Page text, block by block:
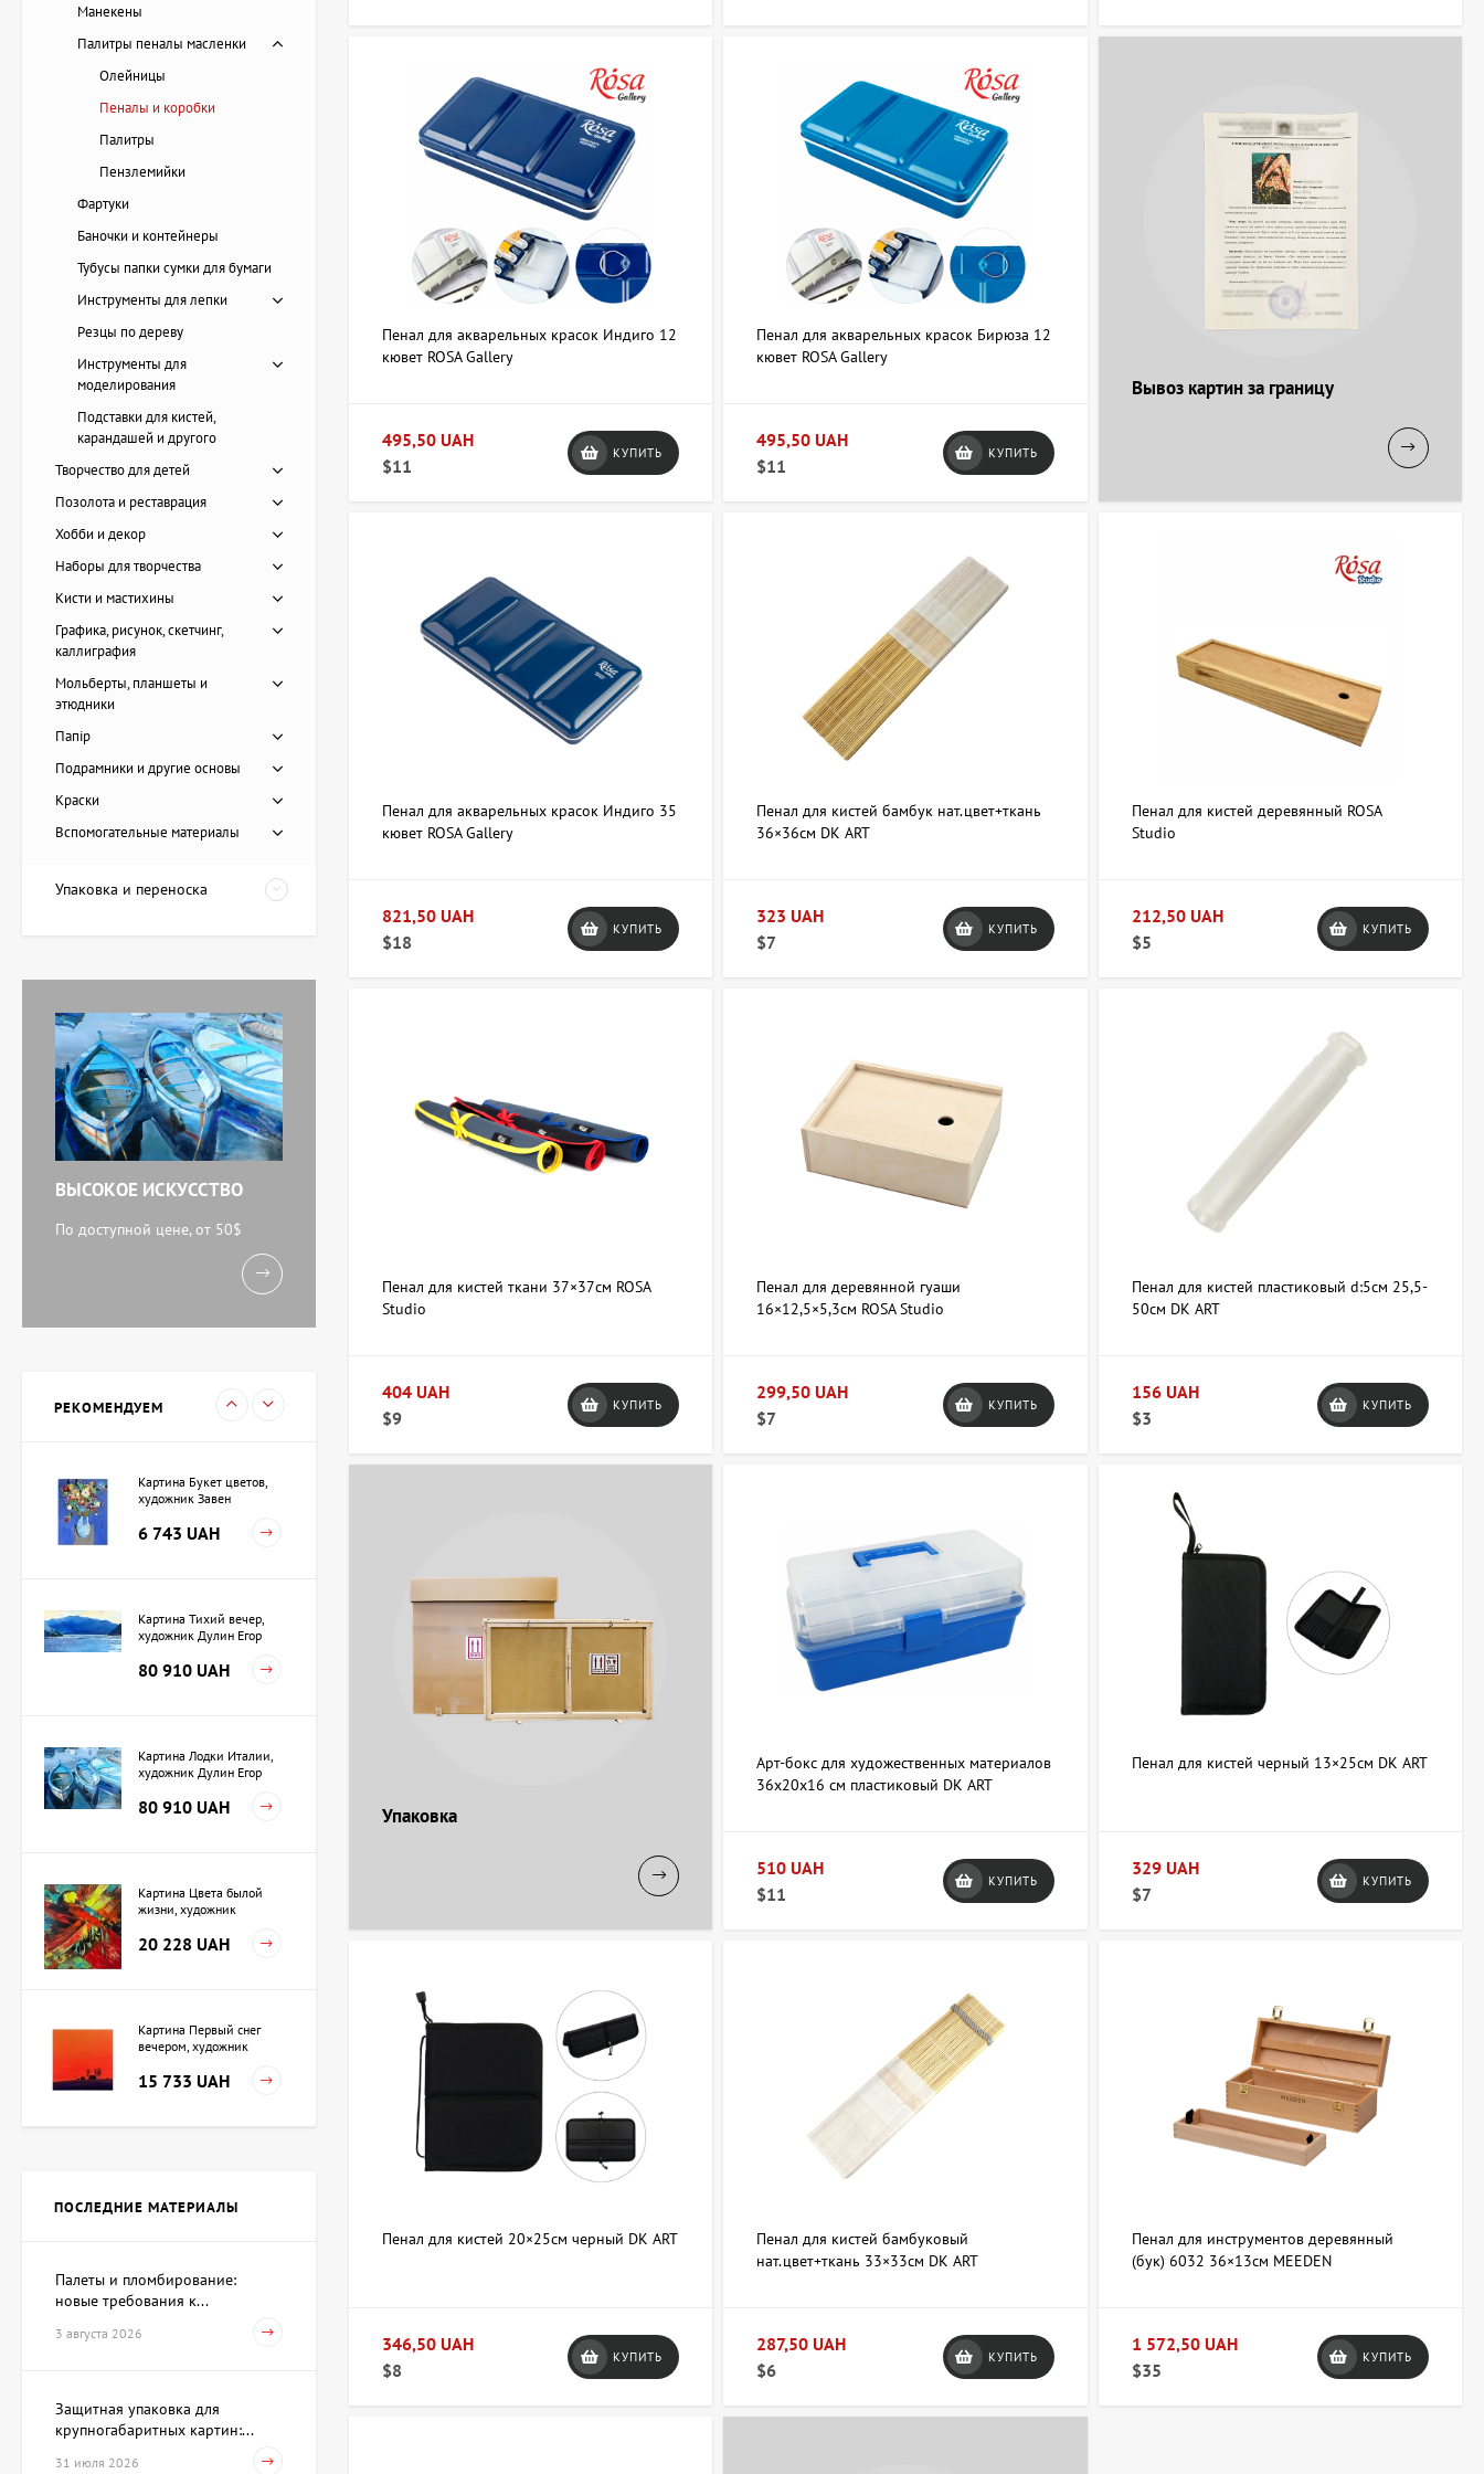
При выборе пенала или коробки важно учитывать несколько факторов, которые влияют на комфорт работы и сохранность материалов. Прежде всего,
стоит определить, какие именно принадлежности будут храниться — от этого зависит необходимый размер и количество отделений. Для кистей и
карандашей подойдут узкие длинные пеналы, а для красок и более объемных инструментов лучше выбирать коробки с сегментированными секциями.
Следующий аспект — материал изделия. Металлические пеналы обеспечат хорошую защиту, но могут быть тяжелее, чем пластиковые или текстильные
аналоги. Деревянные коробки больше подойдут для домашней студии, так как они обладают большей массой и требуют бережного отношения.
Также стоит обратить внимание на способ закрытия — застежки, молнии или крышки с защелками обеспечивают надежную фиксацию и предотвращают
случайное выпадение содержимого. Для художников, которые берут материалы с собой на пленэр или учебу, важна компактность и мобильность пенала
или коробки.
В зависимости от художественной техники и места работы, выбор может быть разным: кто-то предпочитает систематизировать материалы в одном
вместительном футляре, а кто-то использует несколько компактных пеналов под разные группы инструментов. В каталоге АртДом легко подобрать
вариант, отвечающий индивидуальным требованиям.
+38 063 247 8102 +38 063 247 8102
Пенал для акварельных красок Индиго 12
кювет ROSA Gallery
495,50 UAH
$11
КУПИТЬ
Пенал для акварельных красок Бирюза 12
кювет ROSA Gallery
495,50 UAH
$11
КУПИТЬ
Вывоз картин за границу
Пенал для акварельных красок Индиго 35
кювет ROSA Gallery
821,50 UAH
$18
КУПИТЬ
Пенал для кистей бамбук нат.цвет+ткань
36×36см DK ART
323 UAH
$7
КУПИТЬ
Пенал для кистей деревянный ROSA
Studio
212,50 UAH
$5
КУПИТЬ
Пенал для кистей ткани 37×37см ROSA
Studio
404 UAH
$9
КУПИТЬ
Пенал для деревянной гуаши
16×12,5×5,3см ROSA Studio
299,50 UAH
$7
КУПИТЬ
Пенал для кистей пластиковый d:5см 25,5-
50см DK ART
156 UAH
$3
КУПИТЬ
Упаковка
Арт-бокс для художественных материалов
36х20х16 см пластиковый DK ART
510 UAH
$11
КУПИТЬ
Пенал для кистей черный 13×25см DK ART
329 UAH
$7
КУПИТЬ
Пенал для кистей 20×25см черный DK ART
346,50 UAH
$8
КУПИТЬ
Пенал для кистей бамбуковый
нат.цвет+ткань 33×33см DK ART
287,50 UAH
$6
КУПИТЬ
Пенал для инструментов деревянный
(бук) 6032 36×13см MEEDEN
1 572,50 UAH
$35
КУПИТЬ
Манекены
Палитры пеналы масленки
Олейницы
Пеналы и коробки
Палитры
Пензлемийки
Фартуки
Баночки и контейнеры
Тубусы папки сумки для бумаги
Инструменты для лепки
Резцы по дереву
Инструменты для
моделирования
Подставки для кистей,
карандашей и другого
Творчество для детей
Позолота и реставрация
Хобби и декор
Наборы для творчества
Кисти и мастихины
Графика, рисунок, скетчинг,
каллиграфия
Мольберты, планшеты и
этюдники
Папір
Подрамники и другие основы
Краски
Вспомогательные материалы
Упаковка и переноска
ВЫСОКОЕ ИСКУССТВО
По доступной цене, от 50$
РЕКОМЕНДУЕМ
Картина Пирс, художник
11 238 UAH
Картина Абстракция
триптих, художник Бурда
Ярослав
71 920 UAH
художник Кокин Михаил
Картина Букет цветов,
художник Завен
6 743 UAH
Картина Тихий вечер,
художник Дулин Егор
80 910 UAH
Картина Лодки Италии,
художник Дулин Егор
80 910 UAH
Картина Цвета былой
жизни, художник
20 228 UAH
Картина Первый снег
вечером, художник
15 733 UAH
Цена по
Скульптура Поиск себя,
Акварель Заговор Амура и
Венеры, художник Павлов
ПОСЛЕДНИЕ МАТЕРИАЛЫ
Палеты и пломбирование:
новые требования к...
3 августа 2026
Защитная упаковка для
крупногабаритных картин:...
31 июля 2026